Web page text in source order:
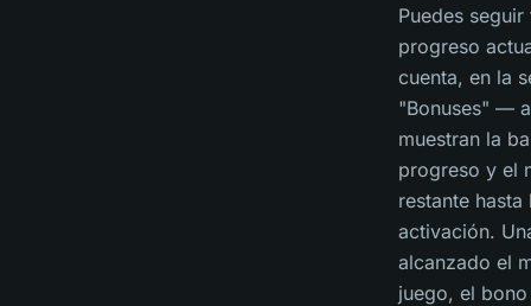
Puedes seguir
progreso
cuenta, en la
"Bonuses" —
muestran la
progreso y el
restante hasta
activación.
alcanzado el
juego, el bono